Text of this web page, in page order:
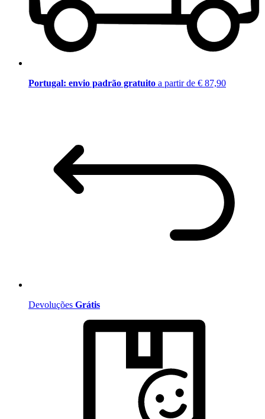
Portugal: envio padrão gratuito a partir de € 87,90
Devoluções Grátis